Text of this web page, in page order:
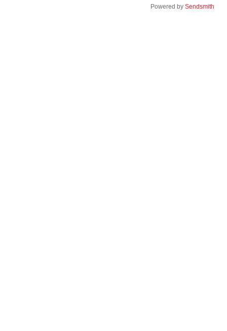
Powered by Sendsmith